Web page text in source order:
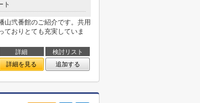
ト
山弐番館のご紹介です。共用
ておりとても充実していま
詳細
検討リスト
詳細を見る 追加する